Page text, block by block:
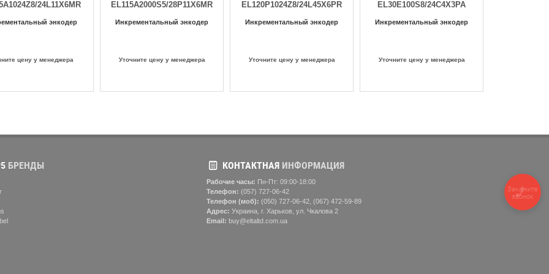
24L11X6MR
энкодер
цену у менеджера
EL115A2000S5/28P11X6MR
Инкрементальный энкодер
Уточните цену у менеджера
EL120P1024Z8/24L45X6PR
Инкрементальный энкодер
Уточните цену у менеджера
EL30E100S8/24C4X3PA
Инкрементальный энкодер
Уточните цену у менеджера
БРЕНДЫ КОНТАКТНАЯИНФОРМАЦИЯ
Рабочие часы: Пн-Пт: 09:00-18:00
Телефон: (057) ‎727-06-42
Телефон (моб): (050) 727-06-42, (067) 472-59-89
Адрес: Украина, г. Харьков, ул. Чкалова 2
Email: buy@eltaltd.com.ua
Закажите
звонок